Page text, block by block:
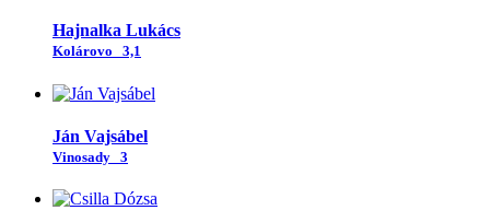
Hajnalka Lukács
Kolárovo 3,1
Ján Vajsábel
Vinosady 3